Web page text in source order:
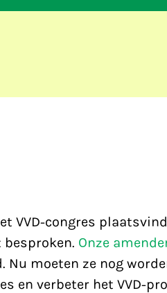
VVD-congres
Onze
moeten ze nog
en verbeter het VVD-